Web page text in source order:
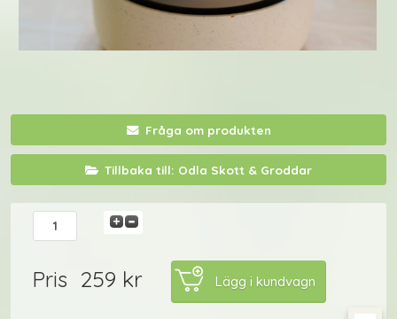
Fråga om produkten
Tillbaka till: Odla Skott & Groddar
Pris 259 kr